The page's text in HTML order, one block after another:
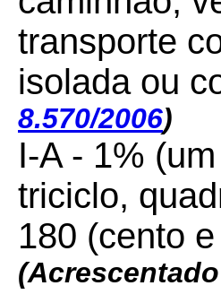
transporte
isolada ou
8.570/2006)
I-A - 1%
triciclo,
180 (cento